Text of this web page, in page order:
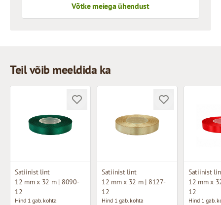
Võtke meiega ühendust
Teil võib meeldida ka
Satiinist lint
12 mm x 32 m | 8090-
12
Hind 1 gab. kohta
Satiinist lint
12 mm x 32 m | 8127-
12
Hind 1 gab. kohta
Satiinist
12 mm x
12
Hind 1 gab.